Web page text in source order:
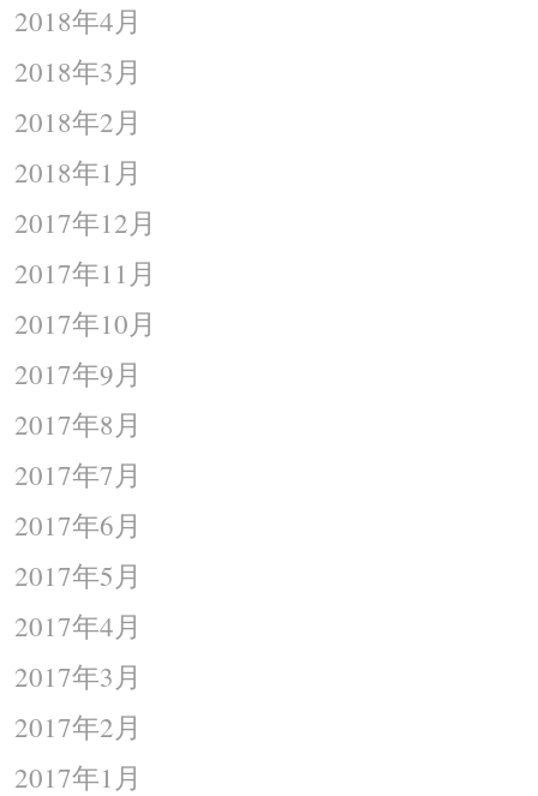
2018年4月
2018年3月
2018年2月
2018年1月
2017年12月
2017年11月
2017年10月
2017年9月
2017年8月
2017年7月
2017年6月
2017年5月
2017年4月
2017年3月
2017年2月
2017年1月